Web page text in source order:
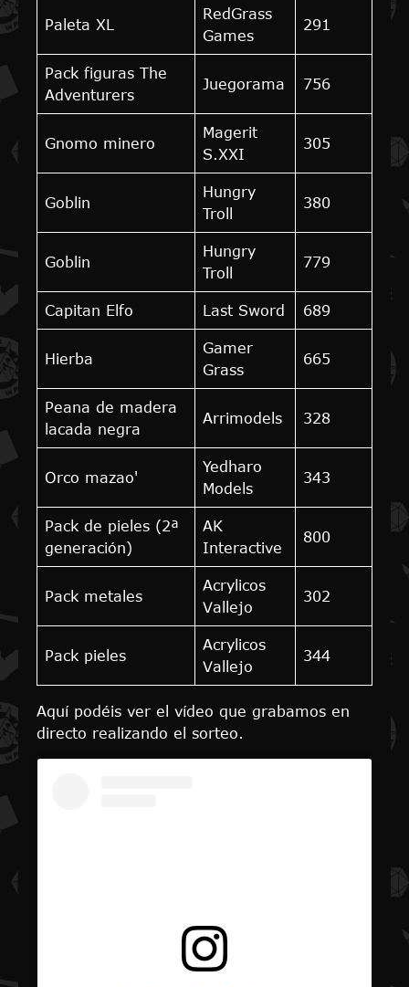
Paleta XL
RedGrass
Games
291
Pack figuras The
Adventurers
Juegorama 756
Gnomo minero
Magerit
S.XXI
305
Goblin
Hungry
Troll
380
Goblin
Hungry
Troll
779
Capitan Elfo Last Sword 689
Hierba
Gamer
Grass
665
Peana de madera
lacada negra
Arrimodels 328
Orco mazao'
Yedharo
Models
343
Pack de pieles (2ª
generación)
AK
Interactive
800
Pack metales
Acrylicos
Vallejo
302
Pack pieles
Acrylicos
Vallejo
344
Aquí podéis ver el vídeo que grabamos en
directo realizando el sorteo.